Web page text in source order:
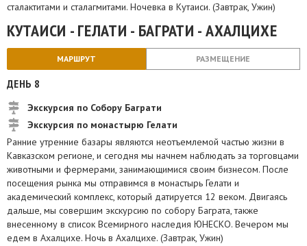
сталактитами и сталагмитами. Ночевка в Кутаиси. (Завтрак, Ужин)
КУТАИСИ - ГЕЛАТИ - БАГРАТИ - АХАЛЦИХЕ
МАРШРУТ РАЗМЕЩЕНИЕ
ДЕНЬ 8
Экскурсия по Собору Баграти
Экскурсия по монастырю Гелати
Ранние утренние базары являются неотъемлемой частью жизни в
Кавказском регионе, и сегодня мы начнем наблюдать за торговцами
животными и фермерами, занимающимися своим бизнесом. После
посещения рынка мы отправимся в монастырь Гелати и
академический комплекс, который датируется 12 веком. Двигаясь
дальше, мы совершим экскурсию по собору Баграта, также
внесенному в список Всемирного наследия ЮНЕСКО. Вечером мы
едем в Ахалцихе. Ночь в Ахалцихе. (Завтрак, Ужин)